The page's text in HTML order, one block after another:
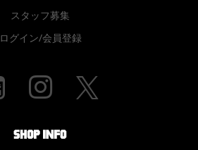
スタッフ募集
ログイン/会員登録